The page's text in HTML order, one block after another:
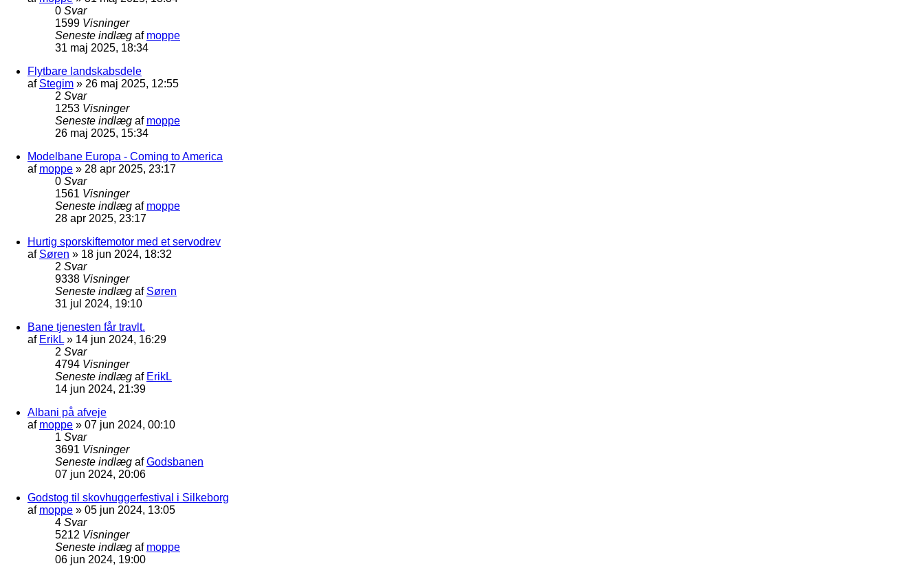
0 Svar
1599 Visninger
Seneste indlæg af moppe
31 maj 2025, 18:34
Flytbare landskabsdele
af Stegim » 26 maj 2025, 12:55
2 Svar
1253 Visninger
Seneste indlæg af moppe
26 maj 2025, 15:34
Modelbane Europa - Coming to America
af moppe » 28 apr 2025, 23:17
0 Svar
1561 Visninger
Seneste indlæg af moppe
28 apr 2025, 23:17
Hurtig sporskiftemotor med et servodrev
af Søren » 18 jun 2024, 18:32
2 Svar
9338 Visninger
Seneste indlæg af Søren
31 jul 2024, 19:10
Bane tjenesten får travlt.
af ErikL » 14 jun 2024, 16:29
2 Svar
4794 Visninger
Seneste indlæg af ErikL
14 jun 2024, 21:39
Albani på afveje
af moppe » 07 jun 2024, 00:10
1 Svar
3691 Visninger
Seneste indlæg afGodsbanen
07 jun 2024, 20:06
Godstog til skovhuggerfestival i Silkeborg
af moppe » 05 jun 2024, 13:05
4 Svar
5212 Visninger
Seneste indlæg af moppe
06 jun 2024, 19:00